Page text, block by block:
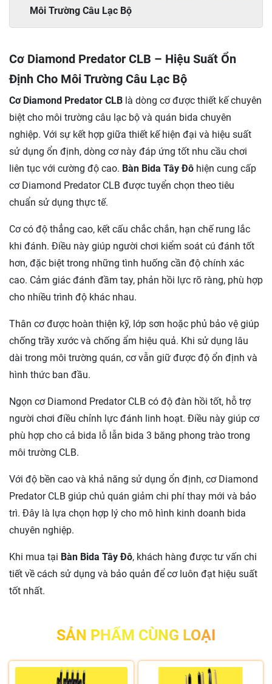
Môi Trường Câu Lạc Bộ
Cơ Diamond Predator CLB – Hiệu Suất Ổn
Định Cho Môi Trường Câu Lạc Bộ
Cơ Diamond Predator CLB là dòng cơ được thiết kế chuyên
biệt cho môi trường câu lạc bộ và quán bida chuyên
nghiệp. Với sự kết hợp giữa thiết kế hiện đại và hiệu suất
sử dụng ổn định, dòng cơ này đáp ứng tốt nhu cầu chơi
liên tục với cường độ cao. Bàn Bida Tây Đô hiện cung cấp
cơ Diamond Predator CLB được tuyển chọn theo tiêu
chuẩn sử dụng thực tế.
Cơ có độ thẳng cao, kết cấu chắc chắn, hạn chế rung lắc
khi đánh. Điều này giúp người chơi kiểm soát cú đánh tốt
hơn, đặc biệt trong những tình huống cần độ chính xác
cao. Cảm giác đánh đầm tay, phản hồi lực rõ ràng, phù hợp
cho nhiều trình độ khác nhau.
Thân cơ được hoàn thiện kỹ, lớp sơn hoặc phủ bảo vệ giúp
chống trầy xước và chống ẩm hiệu quả. Khi sử dụng lâu
dài trong môi trường quán, cơ vẫn giữ được độ ổn định và
hình thức ban đầu.
Ngọn cơ Diamond Predator CLB có độ đàn hồi tốt, hỗ trợ
người chơi điều chỉnh lực đánh linh hoạt. Điều này giúp cơ
phù hợp cho cả bida lỗ lẫn bida 3 băng phong trào trong
môi trường CLB.
Với độ bền cao và khả năng sử dụng ổn định, cơ Diamond
Predator CLB giúp chủ quán giảm chi phí thay mới và bảo
trì. Đây là lựa chọn hợp lý cho mô hình kinh doanh bida
chuyên nghiệp.
Khi mua tại Bàn Bida Tây Đô, khách hàng được tư vấn chi
tiết về cách sử dụng và bảo quản để cơ luôn đạt hiệu suất
tốt nhất.
SẢN PHẨM CÙNG LOẠI